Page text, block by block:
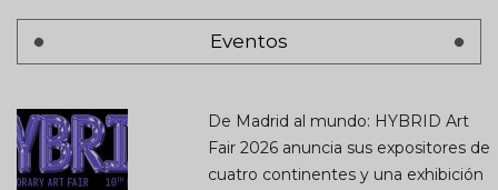
Eventos
De Madrid al mundo: HYBRID Art
Fair 2026 anuncia sus expositores de
cuatro continentes y una exhibición